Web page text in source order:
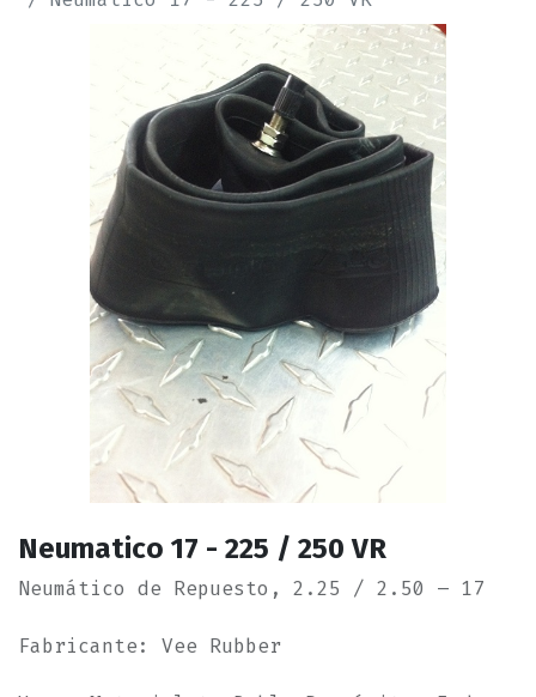
Neumatico 17 - 225 / 250 VR
Neumático de Repuesto, 2.25 / 2.50 – 17
Fabricante: Vee Rubber